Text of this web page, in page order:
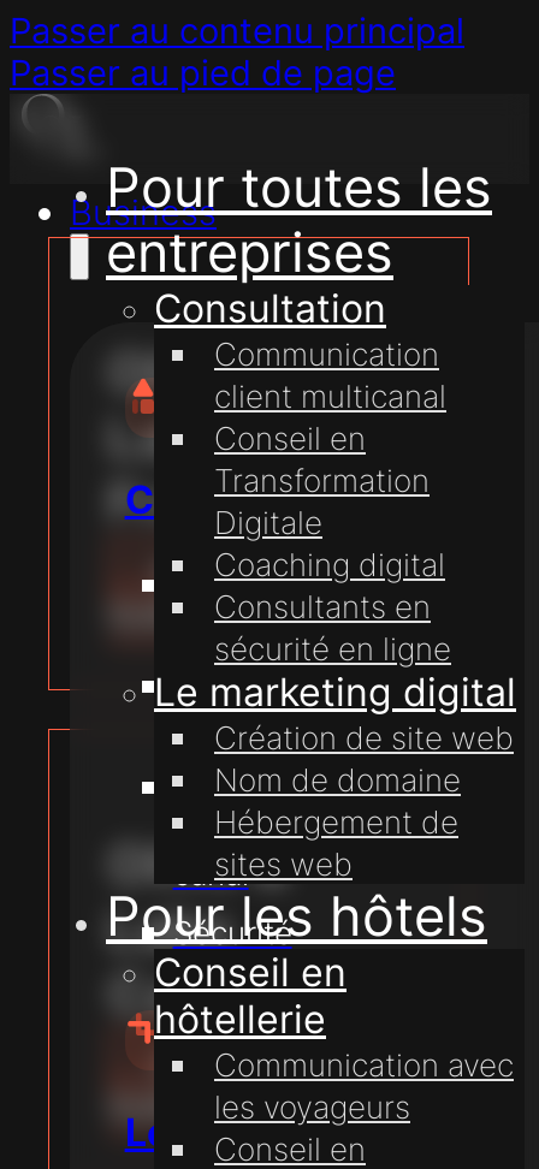
Passer au contenu principal
Passer au pied de page
Business
Conseil
Coaching
digital
Transformation
digitale
Communication
multi-
canal
Sécurité
en ligne
Le marketing digital
Pour toutes les
entreprises
Consultation
Communication
client multicanal
Conseil en
Transformation
Digitale
Coaching digital
Consultants en
sécurité en ligne
Le marketing digital
Création de site web
Nom de domaine
Hébergement de
sites web
Pour les hôtels
Conseil en
hôtellerie
Communication avec
les voyageurs
Conseil en
Olive &
Lake
France
ACCÈS
CLIENT
Olive &
Lake
Cambodge
ACCÈS